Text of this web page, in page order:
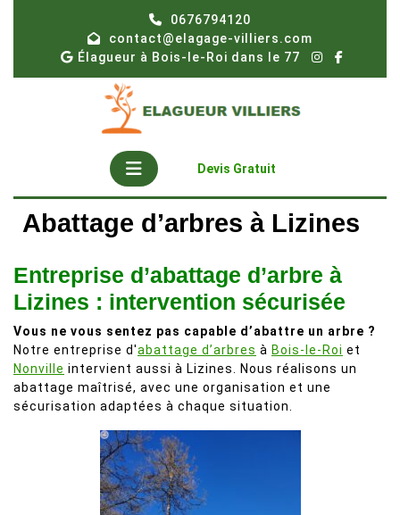
0676794120
contact@elagage-villiers.com
Élagueur à Bois-le-Roi dans le 77
Open
Button
Devis Gratuit
Abattage d’arbres à Lizines
Entreprise d’abattage d’arbre à
Lizines : intervention sécurisée
Vous ne vous sentez pas capable d’abattre un arbre ?
Notre entreprise d'abattage d’arbres à Bois-le-Roi et
Nonville intervient aussi à Lizines. Nous réalisons un
abattage maîtrisé, avec une organisation et une
sécurisation adaptées à chaque situation.